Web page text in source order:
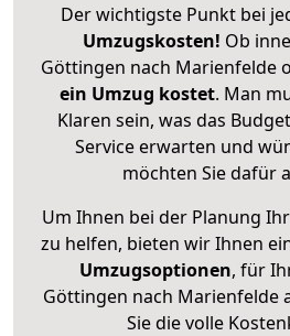
Der wichtigste Punkt bei
Umzugskosten! Ob
Göttingen nach Marienfelde
ein Umzug kostet. Man
Klaren sein, was das
Service erwarten und
möchten Sie dafür
Um Ihnen bei der Planung
zu helfen, bieten wir Ihnen
Umzugsoptionen, für
Göttingen nach Marienfelde
Sie die volle